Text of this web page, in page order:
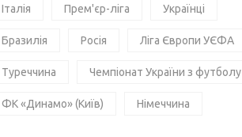
Італія Прем'єр-ліга Українці
Бразилія Росія Ліга Європи УЄФА
Туреччина Чемпіонат України з футболу
ФК «Динамо» (Київ) Німеччина